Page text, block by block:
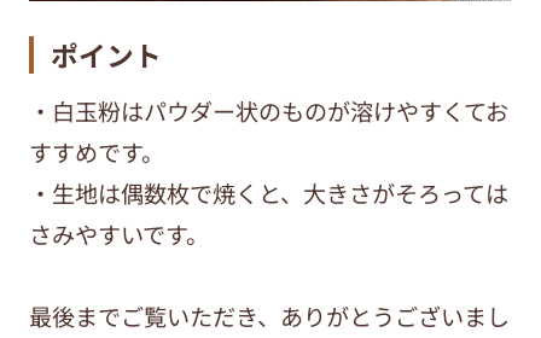
ポイント
・白玉粉はパウダー状のものが溶けやすくてお
すすめです。
・生地は偶数枚で焼くと、大きさがそろっては
さみやすいです。
最後までご覧いただき、ありがとうございまし